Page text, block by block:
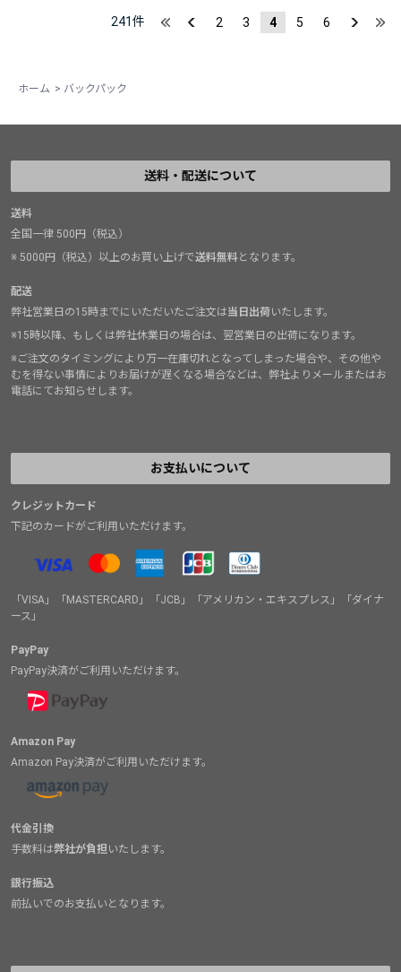
241件 2 3 4 5 6
ホーム > バックパック
送料・配送について
送料
全国一律 500円（税込）
※ 5000円（税込）以上のお買い上げで送料無料となります。
配送
弊社営業日の15時までにいただいたご注文は当日出荷いたします。
※15時以降、もしくは弊社休業日の場合は、翌営業日の出荷になります。
※ご注文のタイミングにより万一在庫切れとなってしまった場合や、その他や
むを得ない事情によりお届けが遅くなる場合などは、弊社よりメールまたはお
電話にてお知らせします。
お支払いについて
クレジットカード
下記のカードがご利用いただけます。
「VISA」「MASTERCARD」「JCB」「アメリカン・エキスプレス」「ダイナ
ース」
PayPay
PayPay決済がご利用いただけます。
Amazon Pay
Amazon Pay決済がご利用いただけます。
代金引換
手数料は弊社が負担いたします。
銀行振込
前払いでのお支払いとなります。